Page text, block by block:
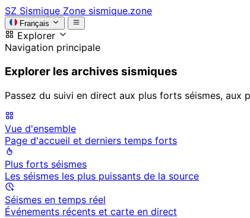
SZ Sismique Zone sismique.zone
Français
Explorer
Navigation principale
Explorer les archives sismiques
Passez du suivi en direct aux plus forts séismes, aux
Vue d'ensemble
Page d'accueil et derniers temps forts
Plus forts séismes
Les séismes les plus puissants de la source
Séismes en temps réel
Événements récents et carte en direct